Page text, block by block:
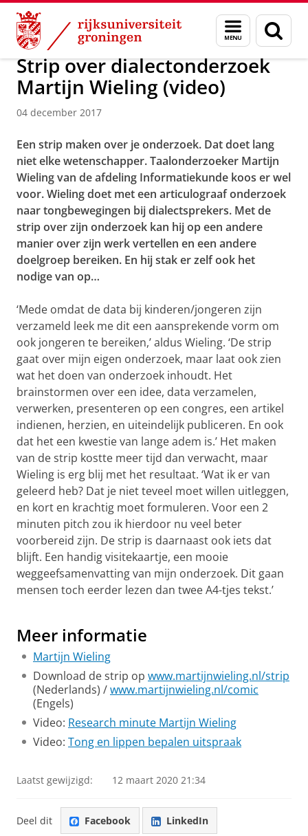
Skip
Content
Skip
Navigation
Menu
en
zoeken
Over ons Actueel Nieuws Nieuwsberichten
Strip over dialectonderzoek
Martijn Wieling (video)
04 december 2017
Een strip maken over je onderzoek. Dat doet lang
niet elke wetenschapper. Taalonderzoeker Martijn
Wieling van de afdeling Informatiekunde koos er wel
voor. Wieling doet met een articulograaf onderzoek
naar tongbewegingen bij dialectsprekers. Met de
strip over zijn onderzoek kan hij op een andere
manier over zijn werk vertellen en een andere
doelgroep bereiken. En hij stak er zelf ook het
nodige van op…
‘Mede omdat de data bij kinderen/jongeren zijn
verzameld leek me dit een aansprekende vorm om
ook jongeren te bereiken,’ aldus Wieling. ‘De strip
gaat over mijn eigen onderzoek, maar laat ook zien
wat het doen van onderzoek inhoudt. Het
brainstormen over een idee, data verzamelen,
verwerken, presenteren op een congres, een artikel
indienen, herzien, en uiteindelijk publiceren. En ook
dat het een kwestie van lange adem is.’ Het maken
van de strip kostte meer tijd dan verwacht, maar
Wieling is erg blij met het resultaat. ‘Wat ik er van
geleerd heb? Dat je niet teveel moet willen uitleggen,
en kort en krachtig moet formuleren. Voor een 2
minuten pitch zou ik hierdoor nu veel beter
voorbereid zijn. De strip is daarnaast ook iets dat
blijft. Een handig visitekaartje, een mooie
weggeefsamenvatting van mijn onderzoek. Dit gaan
mensen toch eerder lezen dan twee A4-tjes tekst.’
Martijn Wieling legt zijn dialectonderzoek uit in een
Meer informatie
Martijn Wieling
Download de strip op www.martijnwieling.nl/strip
(Nederlands) /www.martijnwieling.nl/comic
(Engels)
Video: Research minute Martijn Wieling
Video: Tong en lippen bepalen uitspraak
Laatst gewijzigd: 12 maart 2020 21:34
Deel dit Facebook LinkedIn